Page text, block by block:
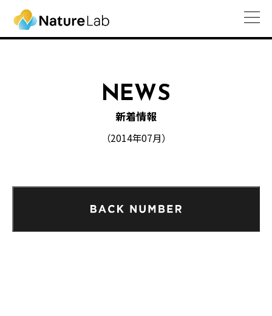
NEWS
新着情報
（2014年07月）